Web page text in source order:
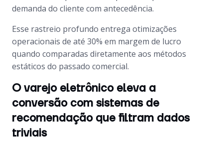
demanda do cliente com antecedência.
Esse rastreio profundo entrega otimizações
operacionais de até 30% em margem de lucro
quando comparadas diretamente aos métodos
estáticos do passado comercial.
O varejo eletrônico eleva a
conversão com sistemas de
recomendação que filtram dados
triviais